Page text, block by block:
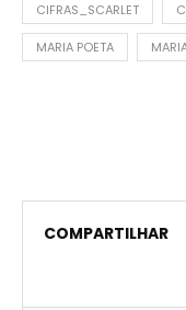
CIFRAS_SCARLET
MARIA POETA
COMPARTILHAR